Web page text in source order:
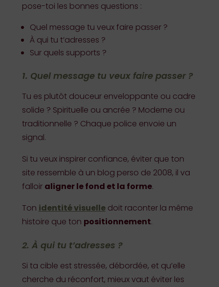
pose-toi les bonnes questions :
Quel message tu veux faire passer ?
À qui tu t’adresses ?
Sur quels supports ?
1. Quel message tu veux faire passer ?
Tu es plutôt douceur enveloppante ou cadre
solide ? Spirituelle ou ancrée ? Moderne ou
traditionnelle ? Chaque police envoie un
signal.
Si tu veux inspirer confiance, éviter que ton
site ressemble à un blog perso de 2008, il va
falloir aligner le fond et la forme.
Ton identité visuelledoit raconter la même
histoire que ton positionnement.
2. À qui tu t’adresses ?
Si ta cible est stressée, débordée, et qu’elle
cherche du réconfort, mieux vaut éviter les